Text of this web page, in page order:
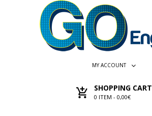
MY ACCOUNT
SHOPPING CART
0 ITEM - 0,00€